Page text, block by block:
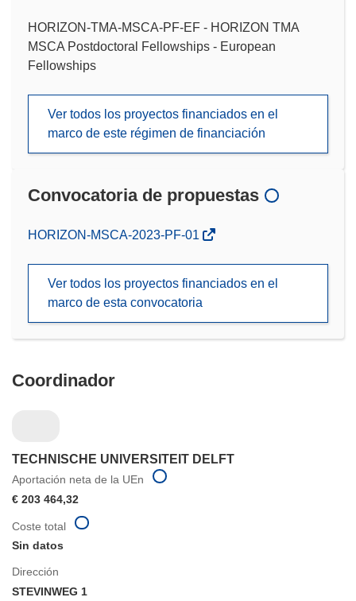
HORIZON-TMA-MSCA-PF-EF - HORIZON TMA
MSCA Postdoctoral Fellowships - European
Fellowships
Ver todos los proyectos financiados en el
marco de este régimen de financiación
Convocatoria de propuestas
(se
nueva
HORIZON-MSCA-2023-PF-01
Ver todos los proyectos financiados en el
marco de esta convocatoria
Coordinador
TECHNISCHE UNIVERSITEIT DELFT
Aportación neta de la UEn
€ 203 464,32
Dirección
STEVINWEG 1
Coste total
Sin datos